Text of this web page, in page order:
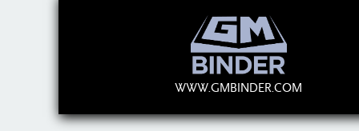
WWW.GMBINDER.COM